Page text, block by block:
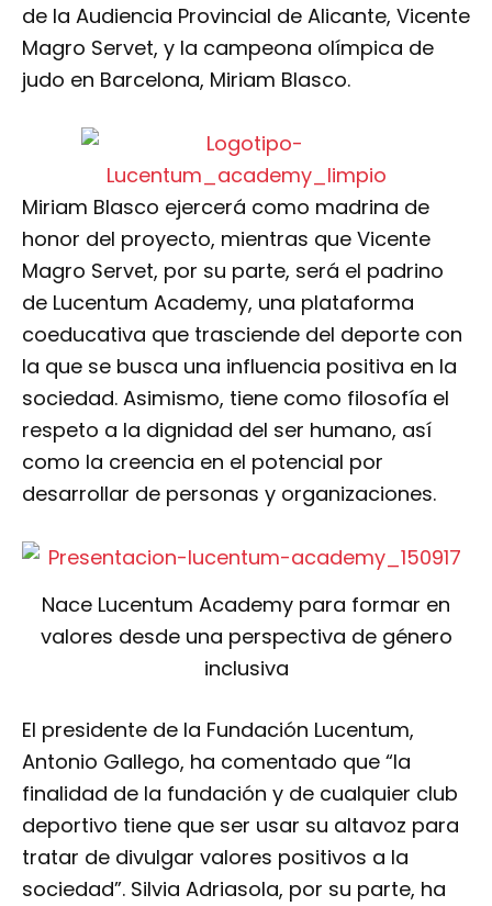
de la Audiencia Provincial de Alicante, Vicente
Magro Servet, y la campeona olímpica de
judo en Barcelona, Miriam Blasco.
Miriam Blasco ejercerá como madrina de
honor del proyecto, mientras que Vicente
Magro Servet, por su parte, será el padrino
de Lucentum Academy, una plataforma
coeducativa que trasciende del deporte con
la que se busca una influencia positiva en la
sociedad. Asimismo, tiene como filosofía el
respeto a la dignidad del ser humano, así
como la creencia en el potencial por
desarrollar de personas y organizaciones.
Nace Lucentum Academy para formar en
valores desde una perspectiva de género
inclusiva
El presidente de la Fundación Lucentum,
Antonio Gallego, ha comentado que “la
finalidad de la fundación y de cualquier club
deportivo tiene que ser usar su altavoz para
tratar de divulgar valores positivos a la
sociedad”. Silvia Adriasola, por su parte, ha